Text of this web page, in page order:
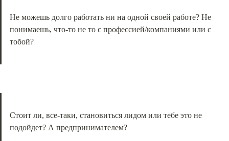
Не можешь долго работать ни на одной своей работе? Не
понимаешь, что-то не то с профессией/компаниями или с
тобой?
Стоит ли, все-таки, становиться лидом или тебе это не
подойдет? А предпринимателем?